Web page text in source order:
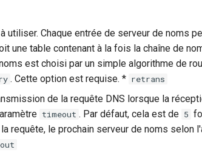
utiliser. Chaque entrée de serveur de noms
une table contenant à la fois la chaîne de
est choisi par un simple algorithme de
. Cette option est requise. * retrans
de la requête DNS lorsque la
timeout . Par défaut, cela est de 5
requête, le prochain serveur de noms selon